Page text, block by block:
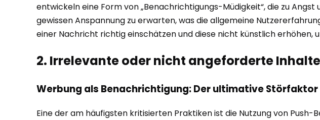
entwickeln eine Form von „Benachrichtigungs-Müdigkeit“, die zu
gewissen Anspannung zu erwarten, was die allgemeine
einer Nachricht richtig einschätzen und diese nicht künstlich erhöhen,
2. Irrelevante oder nicht angeforderte Inhalte
Werbung als Benachrichtigung: Der ultimative Störfaktor
Eine der am häufigsten kritisierten Praktiken ist die Nutzung von